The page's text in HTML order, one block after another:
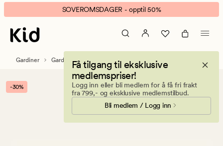
Patrick
ende
stopper
hvit
banner.
Klikk
ESCAPE
pause.
SOVEROMSDAGER - opptil 50%
Få tilgang til eksklusive
medlemspriser!
Logg inn eller bli medlem for å få fri frakt
fra 799,- og eksklusive medlemstilbud.
Bli medlem / Logg inn
Gardiner Gardintilbehør Gardinskinner & tilbehør
-30%